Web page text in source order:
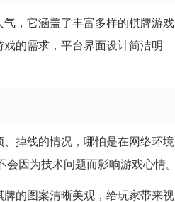
，它涵盖了丰富多样的棋牌游戏
的需求，平台界面设计简洁明
掉线的情况，哪怕是在网络环境
因为技术问题而影响游戏心情。
的图案清晰美观，给玩家带来视